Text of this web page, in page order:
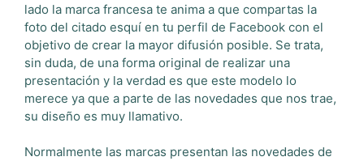
lado la marca francesa te anima a que compartas la
foto del citado esquí en tu perfil de Facebook con el
objetivo de crear la mayor difusión posible. Se trata,
sin duda, de una forma original de realizar una
presentación y la verdad es que este modelo lo
merece ya que a parte de las novedades que nos trae,
su diseño es muy llamativo.
Normalmente las marcas presentan las novedades de